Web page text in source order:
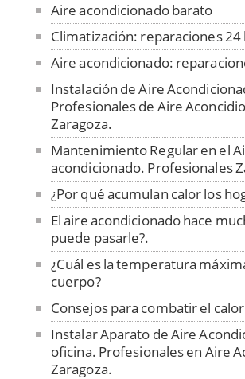
Aire acondicionado barato
Climatización: reparaciones 24
Aire acondicionado:
Instalación de Aire
Profesionales de Aire
Zaragoza.
Mantenimiento Regular en el
acondicionado. Profesionales
¿Por qué acumulan calor los
El aire acondicionado hace
puede pasarle?.
¿Cuál es la temperatura
cuerpo?
Consejos para combatir el calor
Instalar Aparato de Aire
oficina. Profesionales en Aire
Zaragoza.